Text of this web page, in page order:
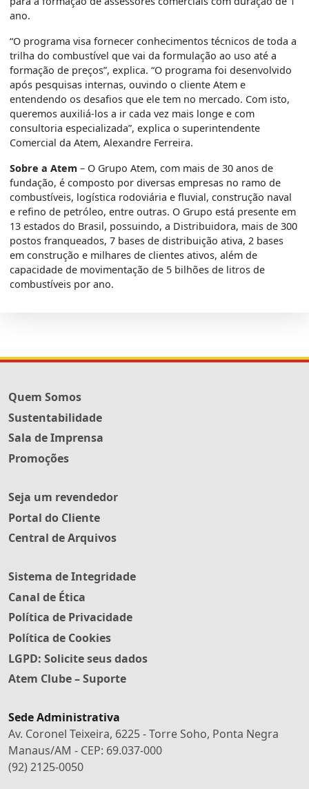
ano.
“O programa visa fornecer conhecimentos técnicos de toda a
trilha do combustível que vai da formulação ao uso até a
formação de preços”, explica. “O programa foi desenvolvido
após pesquisas internas, ouvindo o cliente Atem e
entendendo os desafios que ele tem no mercado. Com isto,
queremos auxiliá-los a ir cada vez mais longe e com
consultoria especializada”, explica o superintendente
Comercial da Atem, Alexandre Ferreira.
Sobre a Atem – O Grupo Atem, com mais de 30 anos de
fundação, é composto por diversas empresas no ramo de
combustíveis, logística rodoviária e fluvial, construção naval
e refino de petróleo, entre outras. O Grupo está presente em
13 estados do Brasil, possuindo, a Distribuidora, mais de 300
postos franqueados, 7 bases de distribuição ativa, 2 bases
em construção e milhares de clientes ativos, além de
capacidade de movimentação de 5 bilhões de litros de
combustíveis por ano.
Quem Somos
Sustentabilidade
Sala de Imprensa
Promoções
Seja um revendedor
Portal do Cliente
Central de Arquivos
Sistema de Integridade
Canal de Ética
Política de Privacidade
Política de Cookies
LGPD: Solicite seus dados
Atem Clube – Suporte
Sede Administrativa
Av. Coronel Teixeira, 6225 - Torre Soho, Ponta Negra
Manaus/AM - CEP: 69.037-000
(92) 2125-0050